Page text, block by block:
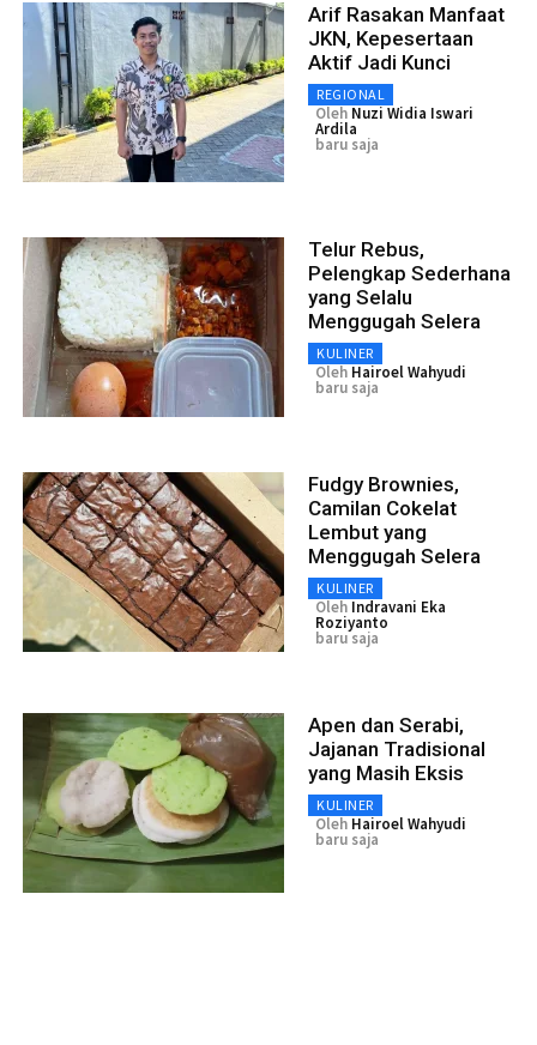
Arif Rasakan Manfaat
JKN, Kepesertaan
Aktif Jadi Kunci
REGIONAL
Oleh Nuzi Widia Iswari
Ardila
baru saja
Telur Rebus,
Pelengkap Sederhana
yang Selalu
Menggugah Selera
KULINER
Oleh Hairoel Wahyudi
baru saja
Fudgy Brownies,
Camilan Cokelat
Lembut yang
Menggugah Selera
KULINER
Oleh Indravani Eka
Roziyanto
baru saja
Apen dan Serabi,
Jajanan Tradisional
yang Masih Eksis
KULINER
Oleh Hairoel Wahyudi
baru saja